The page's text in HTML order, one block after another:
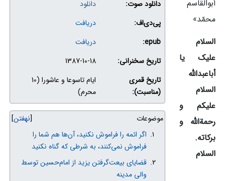
دانلود صوت:
دانلود
پی‌دی‌اف:
دریافت
epub:
دریافت
تاریخ سخنرانی:
1387-10-18
تاریخ قمری
(مناسبت):
ایام تاسوعا و عاشورا (10
محرم)
نهفتن
موضوعات
اگر ائمه را فراموش نکنید، آن‌ها هم شما را
فراموش نمی‌کنند، به شرطی که گناه نکنید
قضایای بیعت‌گرفتن یزید از امام‌حسین توسط
والی مدینه
أبوالقاسم
محمّد»
السلام
علیک یا
أباعبدالله
السلام
علیکم و
رحمة‌الله و
برکاته.
السلام